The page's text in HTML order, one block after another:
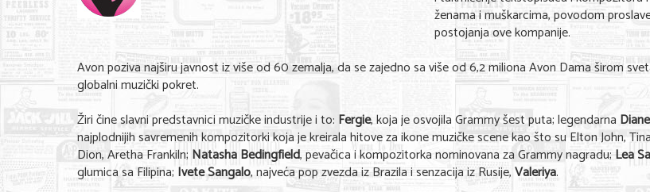
ženama i muškarcima, povodom
postojanja ove kompanije.
Avon poziva najširu javnost iz više od 60 zemalja, da se zajedno sa više od 6,2 miliona Avon Dama širom
globalni muzički pokret.
Žiri čine slavni predstavnici muzičke industrije i to: Fergie, koja je osvojila Grammy šest puta; legendarna
najplodnijih savremenih kompozitorki koja je kreirala hitove za ikone muzičke scene kao što su Elton John,
Dion, Aretha Frankiln; Natasha Bedingfield, pevačica i kompozitorka nominovana za Grammy nagradu;Lea
glumica sa Filipina; Ivete Sangalo, najveća pop zvezda iz Brazila i senzacija iz Rusije,Valeriya.